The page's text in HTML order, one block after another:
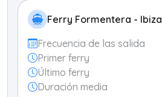
Ferry Formentera - Ibiza
Frecuencia de las salida
Primer ferry
Último ferry
Duración media